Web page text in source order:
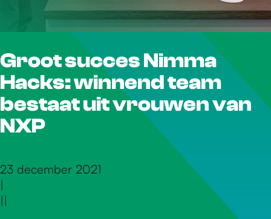
r
d
e
Groot succes Nimma
Hacks: winnend team
bestaat uit vrouwen van
NXP
23 december 2021
|
||